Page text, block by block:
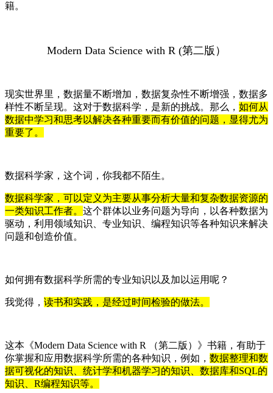
籍。
Modern Data Science with R (第二版）
现实世界里，数据量不断增加，数据复杂性不断增强，数据多
样性不断呈现。这对于数据科学，是新的挑战。那么， 如何从
数据中学习和思考以解决各种重要而有价值的问题，显得尤为
重要了。
数据科学家，这个词，你我都不陌生。
数据科学家，可以定义为主要从事分析大量和复杂数据资源的
一类知识工作者。 这个群体以业务问题为导向，以各种数据为
驱动，利用领域知识、专业知识、编程知识等各种知识来解决
问题和创造价值。
如何拥有数据科学所需的专业知识以及加以运用呢？
我觉得， 读书和实践，是经过时间检验的做法。
这本《Modern Data Science with R （第二版）》书籍，有助于
你掌握和应用数据科学所需的各种知识，例如， 数据整理和数
据可视化的知识、统计学和机器学习的知识、数据库和SQL的
知识、R编程知识等。